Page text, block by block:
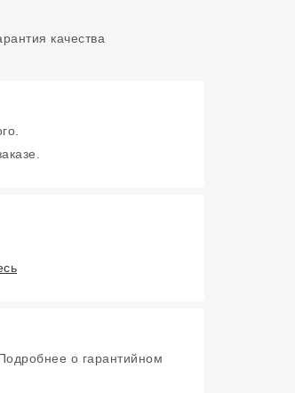
о гарантийном